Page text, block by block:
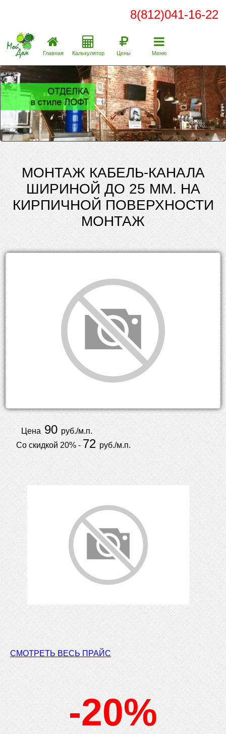
8(812)041-16-22
Главная Калькулятор Цены Меню
МОНТАЖ КАБЕЛЬ-КАНАЛА
ШИРИНОЙ ДО 25 ММ. НА
КИРПИЧНОЙ ПОВЕРХНОСТИ
МОНТАЖ
Цена90 руб./м.п.
Со скидкой 20% -72руб./м.п.
СМОТРЕТЬ ВЕСЬ ПРАЙС
-20%